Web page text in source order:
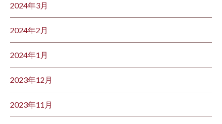
2024年3月
2024年2月
2024年1月
2023年12月
2023年11月